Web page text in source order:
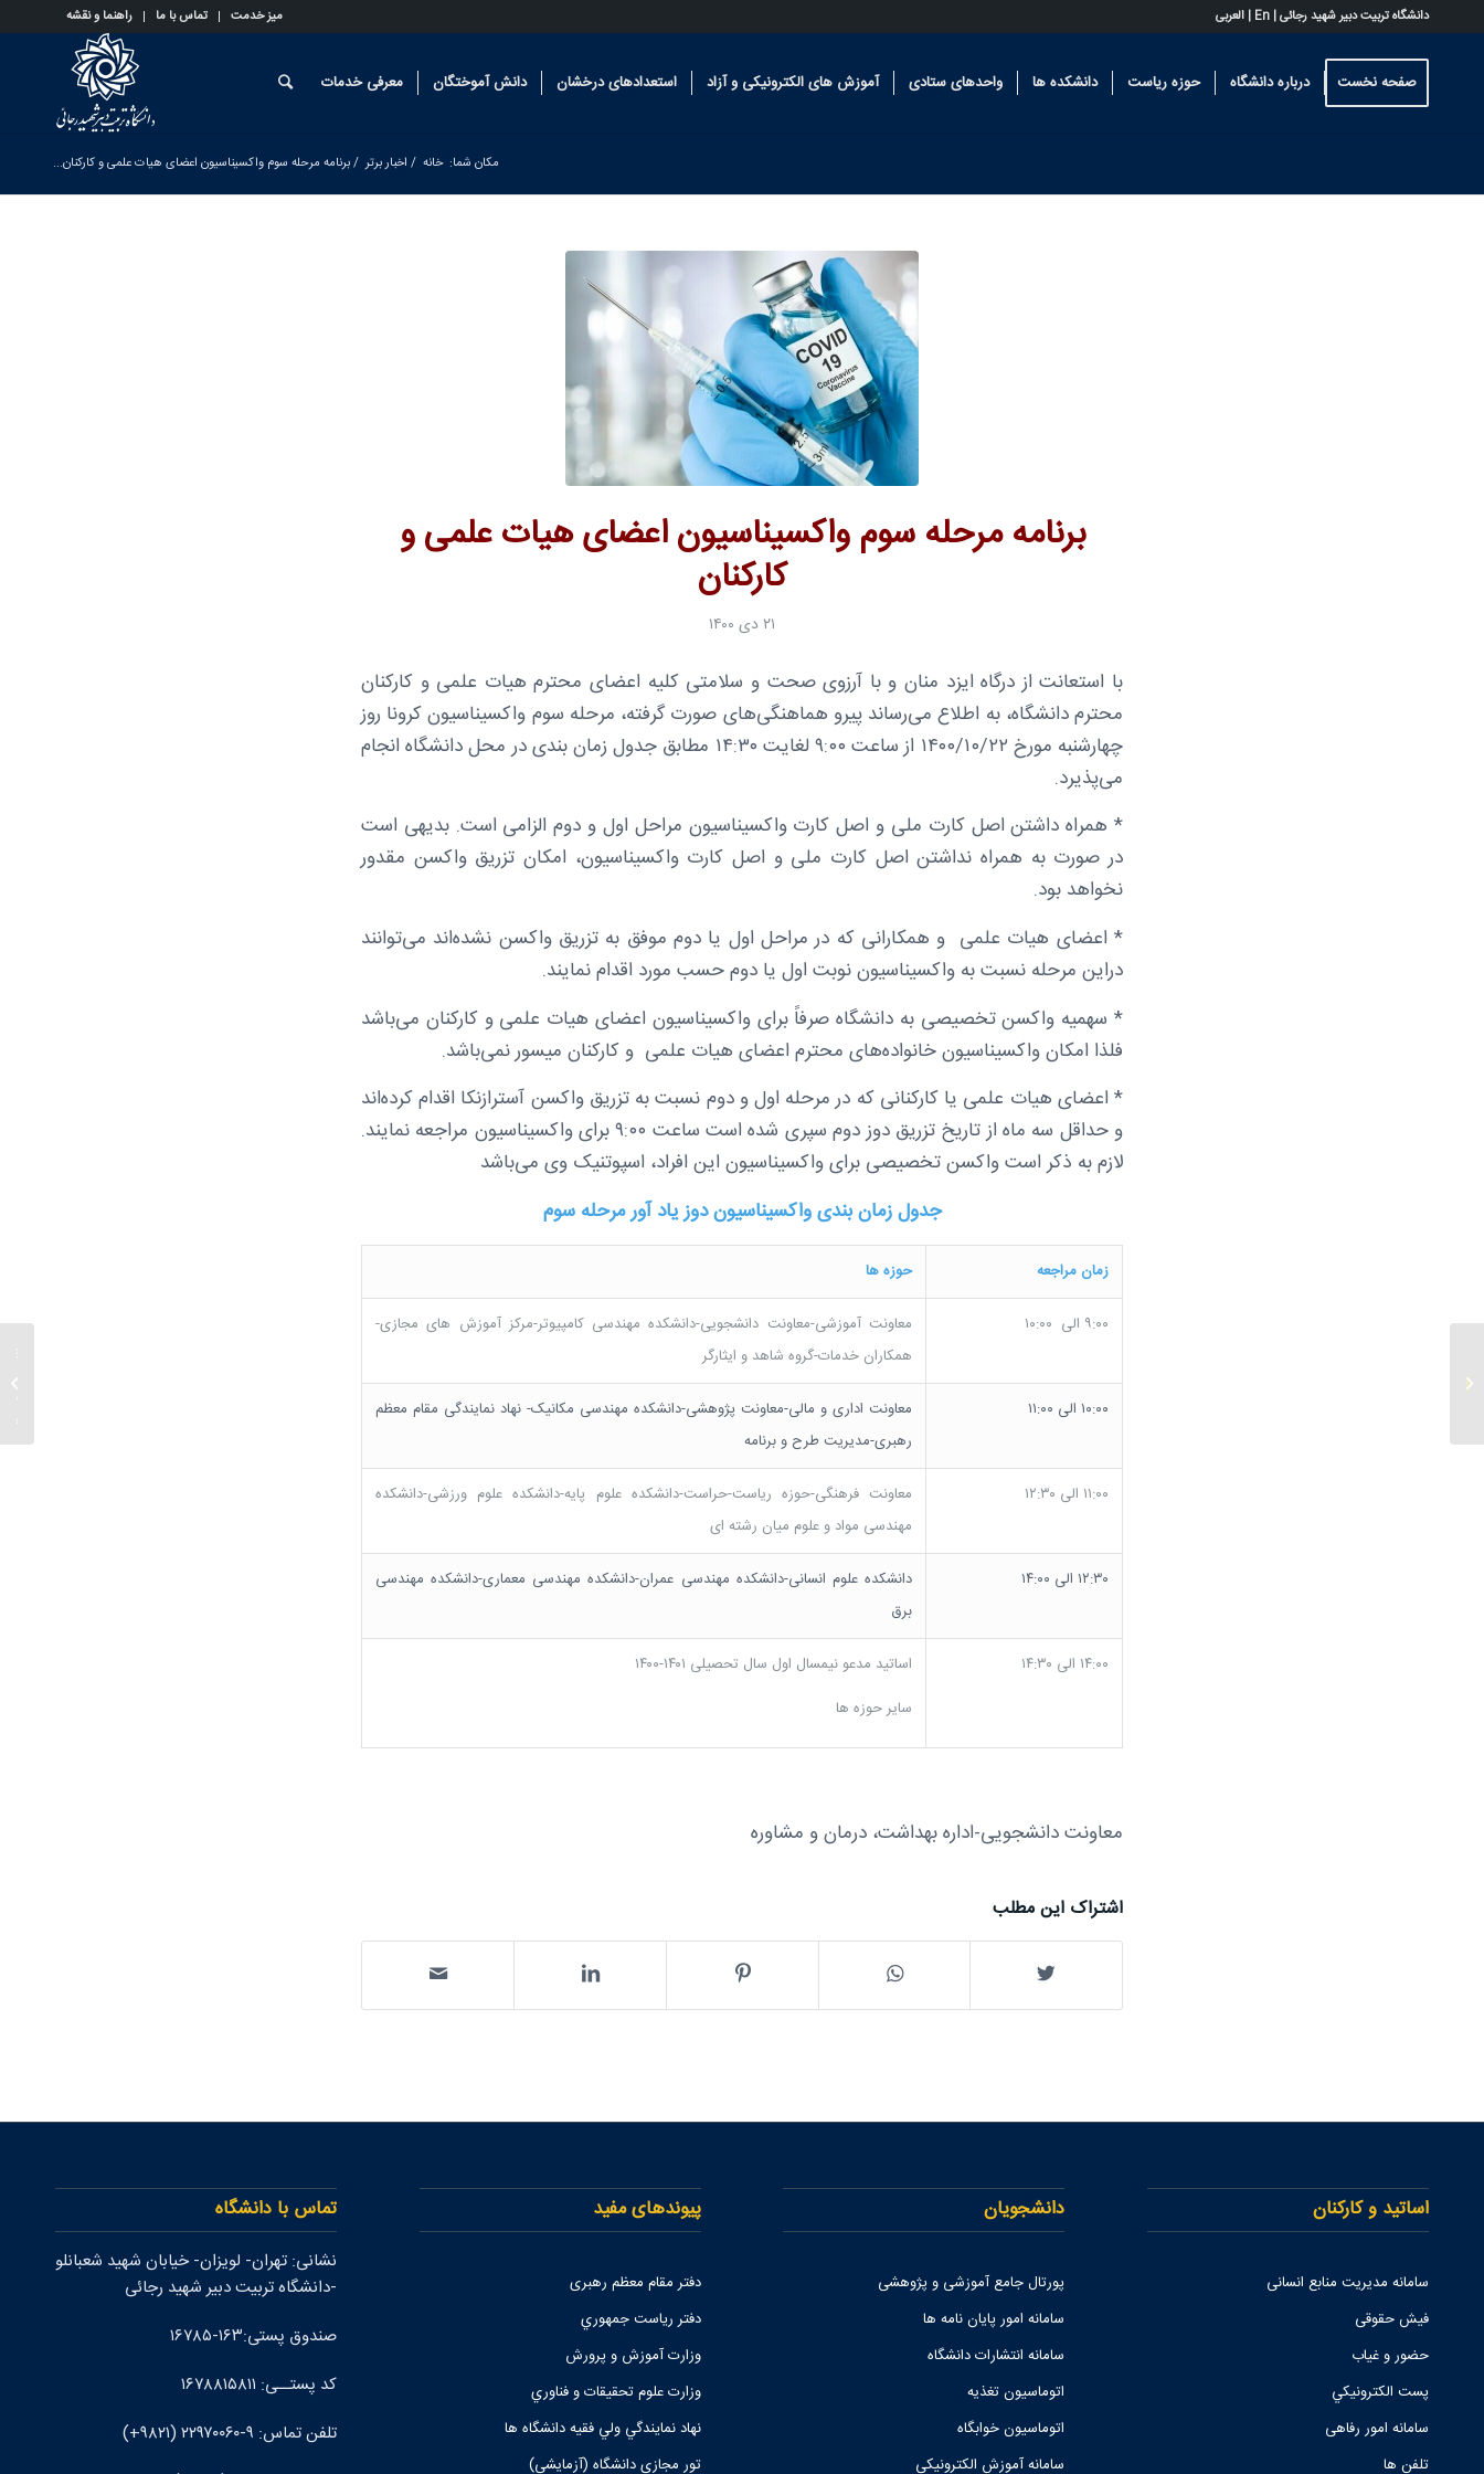
میز خدمت تماس با ما راهنما و نقشه دانشگاه تربیت دبیر شهید رجائی | En
| العربی
صفحه نخست درباره دانشگاه حوزه ریاست دانشکده ها واحدهای ستادی آموزش های الکترونیکی و آزاد استعدادهای درخشان دانش آموختگان معرفی خدمات
مکان شما: خانه / اخبار برتر /برنامه مرحله سوم واکسیناسیون اعضای هیات علمی و کارکنان...
برنامه مرحله سوم واکسیناسیون اعضای هیات علمی و
کارکنان
۲۱ دی ۱۴۰۰
با استعانت از درگاه ایزد منان و با آرزوی صحت و سلامتی کلیه اعضای محترم هیات علمی و کارکنان
محترم دانشگاه، به اطلاع می‌رساند پیرو هماهنگی‌های صورت گرفته، مرحله سوم واکسیناسیون کرونا روز
چهارشنبه مورخ ۱۴۰۰/۱۰/۲۲ از ساعت ۹:۰۰ لغایت ۱۴:۳۰ مطابق جدول زمان بندی در محل دانشگاه انجام
می‌پذیرد.
* همراه داشتن اصل کارت ملی و اصل کارت واکسیناسیون مراحل اول و دوم الزامی است. بدیهی است
در صورت به همراه نداشتن اصل کارت ملی و اصل کارت واکسیناسیون، امکان تزریق واکسن مقدور
نخواهد بود.
* اعضای هیات علمی و همکارانی که در مراحل اول یا دوم موفق به تزریق واکسن نشده‌اند می‌توانند
دراین مرحله نسبت به واکسیناسیون نوبت اول یا دوم حسب مورد اقدام نمایند.
* سهمیه واکسن تخصیصی به دانشگاه صرفاً برای واکسیناسیون اعضای هیات علمی و کارکنان می‌باشد
فلذا امکان واکسیناسیون خانواده‌های محترم اعضای هیات علمی و کارکنان میسور نمی‌باشد.
* اعضای هیات علمی یا کارکنانی که در مرحله اول و دوم نسبت به تزریق واکسن آسترازنکا اقدام کرده‌اند
و حداقل سه ماه از تاریخ تزریق دوز دوم سپری شده است ساعت ۹:۰۰ برای واکسیناسیون مراجعه نمایند.
لازم به ذکر است واکسن تخصیصی برای واکسیناسیون این افراد، اسپوتنیک وی می‌باشد
جدول زمان بندی واکسیناسیون دوز یاد آور مرحله سوم
زمان مراجعه حوزه ها
۹:۰۰ الی ۱۰:۰۰
معاونت آموزشی-معاونت دانشجویی-دانشکده مهندسی کامپیوتر-مرکز آموزش های مجازی-
همکاران خدمات-گروه شاهد و ایثارگر
۱۰:۰۰ الی ۱۱:۰۰
معاونت اداری و مالی-معاونت پژوهشی-دانشکده مهندسی مکانیک- نهاد نمایندگی مقام معظم
رهبری-مدیریت طرح و برنامه
۱۱:۰۰ الی ۱۲:۳۰
معاونت فرهنگی-حوزه ریاست-حراست-دانشکده علوم پایه-دانشکده علوم ورزشی-دانشکده
مهندسی مواد و علوم میان رشته ای
۱۲:۳۰ الی ۱۴:۰۰
دانشکده علوم انسانی-دانشکده مهندسی عمران-دانشکده مهندسی معماری-دانشکده مهندسی
برق
۱۴:۰۰ الی ۱۴:۳۰
اساتید مدعو نیمسال اول سال تحصیلی ۱۴۰۱-۱۴۰۰
سایر حوزه ها
معاونت دانشجویی-اداره بهداشت، درمان و مشاوره
اشتراک این مطلب
اساتید و کارکنان
سامانه مدیریت منابع انسانی
فیش حقوقی
حضور و غیاب
پست الكترونيكي
سامانه امور رفاهی
تلفن ها
دانشجویان
پورتال جامع آموزشی و پژوهشی
سامانه امور پایان نامه ها
سامانه انتشارات دانشگاه
اتوماسیون تغذیه
اتوماسیون خوابگاه
سامانه آموزش الکترونیکی
پیوندهای مفید
دفتر مقام معظم رهبری
دفتر رياست جمهوري
وزارت آموزش و پرورش
وزارت علوم تحقيقات و فناوري
نهاد نمايندگي ولي فقيه دانشگاه ها
تور مجازی دانشگاه (آزمایشی)
تماس با دانشگاه
نشانی: تهران- لويزان- خيابان شهيد شعبانلو
-دانشگاه تربيت دبير شهيد رجائی
صندوق پستی:۱۶۳-۱۶۷۸۵
کد پستــی: ۱۶۷۸۸۱۵۸۱۱
تلفن تماس: ۹-۲۲۹۷۰۰۶۰ (۹۸۲۱+)